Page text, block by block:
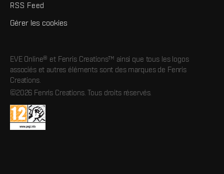
RSS Feed
Gérer les cookies
EVE Online® et Fenris Creations™ ainsi que tous les logos
associés et autres éléments sont des marques de Fenris
Creations.
©2026 Fenris Creations. Tous droits réservés.